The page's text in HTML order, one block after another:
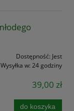
Dostępność: Jest
Wysyłka w: 24 godziny
39,00 zł
do koszyka